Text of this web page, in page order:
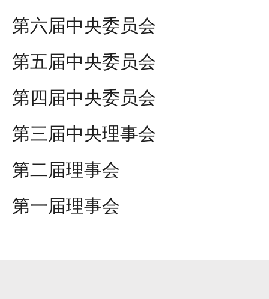
第六届中央委员会
第五届中央委员会
第四届中央委员会
第三届中央理事会
第二届理事会
第一届理事会